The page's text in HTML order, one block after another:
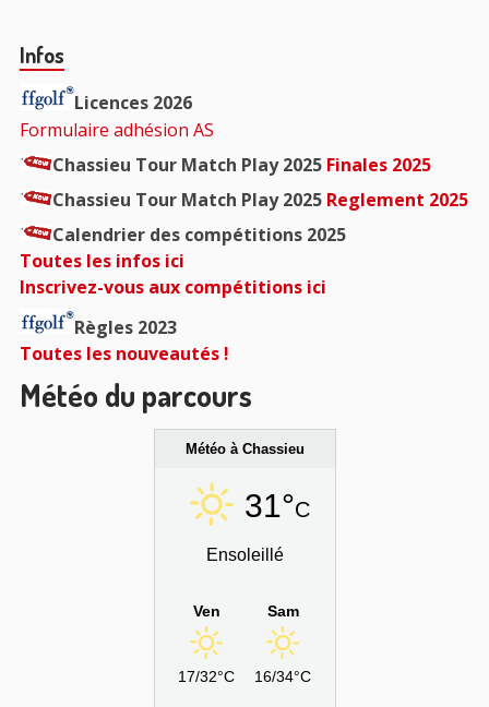
Barre
principale
Infos
Licences 2026
Formulaire adhésion AS
Chassieu Tour Match Play 2025 Finales 2025
Chassieu Tour Match Play 2025 Reglement 2025
Calendrier des compétitions 2025
Toutes les infos ici
Inscrivez-vous aux compétitions ici
Règles 2023
Toutes les nouveautés !
Météo du parcours
Météo à Chassieu
31°C
Ensoleillé
Ven
17/32°C
Sam
16/34°C